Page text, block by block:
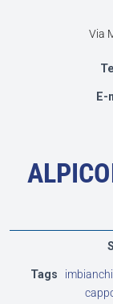
Via
E-
Tags